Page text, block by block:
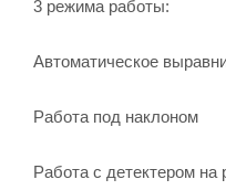
3 режима работы:
Автоматическое
Работа под наклоном
Работа с детектером на